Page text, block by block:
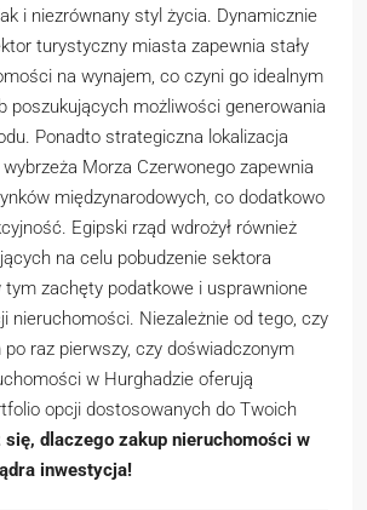
i niezrównany styl życia. Dynamicznie
turystyczny miasta zapewnia stały
na wynajem, co czyni go idealnym
poszukujących możliwości generowania
Ponadto strategiczna lokalizacja
wybrzeża Morza Czerwonego zapewnia
międzynarodowych, co dodatkowo
Egipski rząd wdrożył również
na celu pobudzenie sektora
tym zachęty podatkowe i usprawnione
nieruchomości. Niezależnie od tego, czy
raz pierwszy, czy doświadczonym
w Hurghadzie oferują
opcji dostosowanych do Twoich
się, dlaczego zakup nieruchomości w
inwestycja!